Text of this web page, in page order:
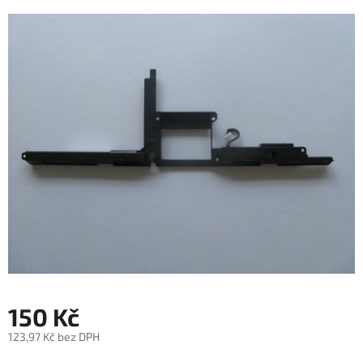
150 Kč
123,97 Kč bez DPH